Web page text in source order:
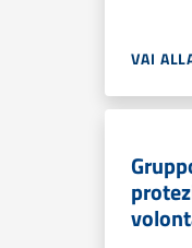
VAI